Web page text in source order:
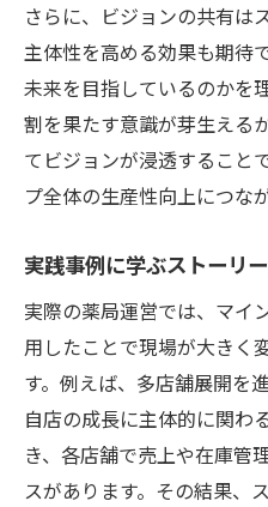
さらに、ビジョンの共有は
主体性を高める効果も期待
未来を目指しているのかを
割を果たす意識が芽生える
てビジョンが浸透すること
プ全体の生産性向上につな
実践事例に学ぶストーリ
実際の薬局運営では、マイ
用したことで現場が大きく
す。例えば、多店舗展開を
自店の成長に主体的に関わ
き、各店舗で売上や在庫管
スがあります。その結果、